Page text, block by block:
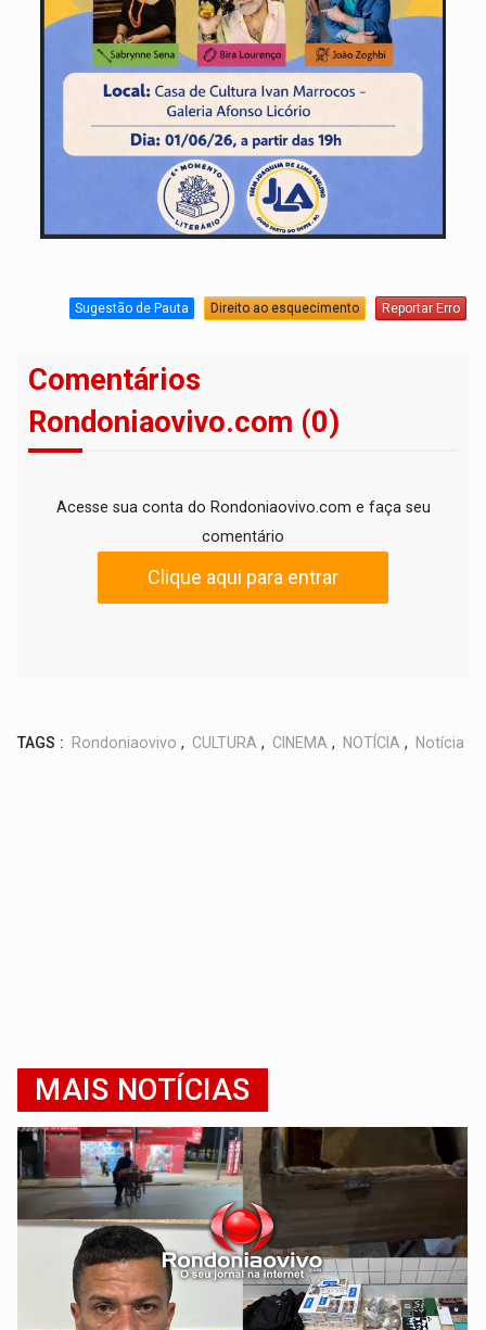
Sugestão de Pauta Direito ao esquecimento Reportar Erro
Comentários
Rondoniaovivo.com (0)
Acesse sua conta do Rondoniaovivo.com e faça seu
comentário
Clique aqui para entrar
TAGS : Rondoniaovivo , CULTURA , CINEMA , NOTÍCIA , Notícia
MAIS NOTÍCIAS